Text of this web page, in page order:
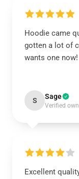
Hoodie came
gotten a lot of
wants one now!
S Sage
Verified
Excellent